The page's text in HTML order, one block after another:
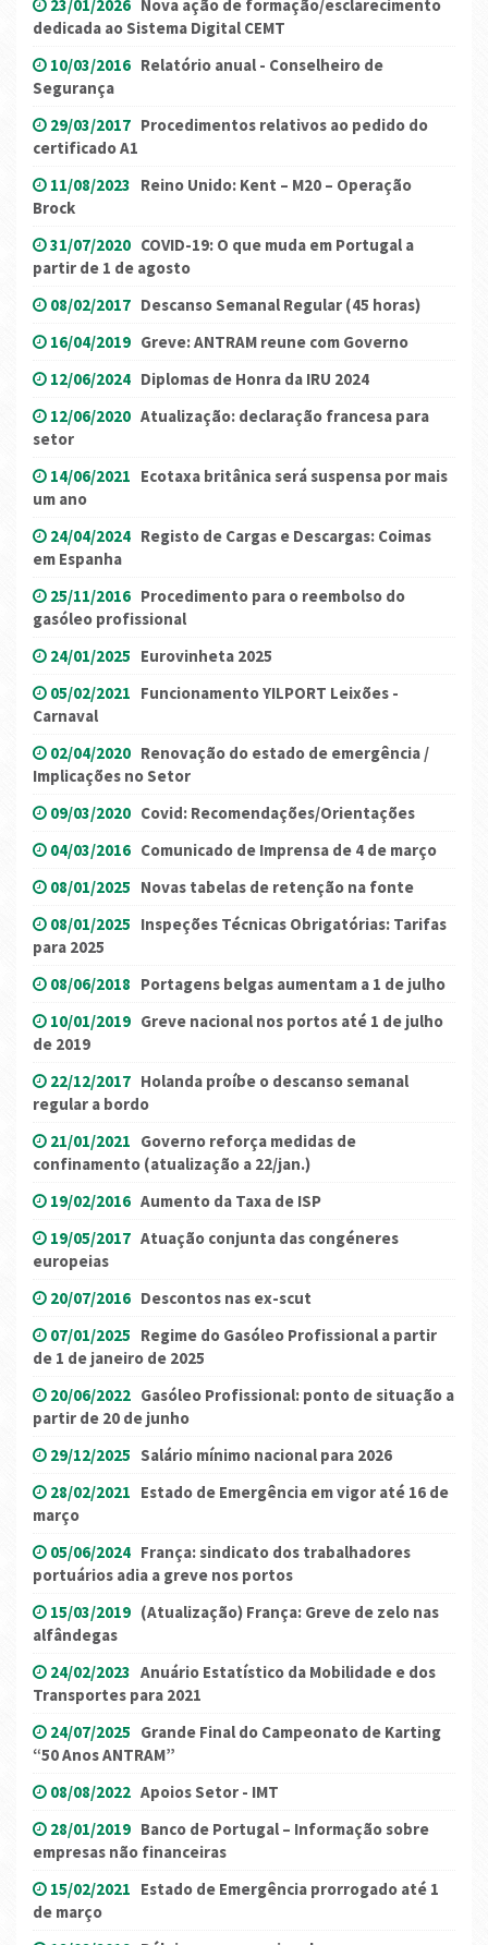
23/01/2026 Nova ação de formação/esclarecimento
dedicada ao Sistema Digital CEMT
10/03/2016 Relatório anual - Conselheiro de
Segurança
29/03/2017 Procedimentos relativos ao pedido do
certificado A1
11/08/2023 Reino Unido: Kent – M20 – Operação
Brock
31/07/2020 COVID-19: O que muda em Portugal a
partir de 1 de agosto
08/02/2017 Descanso Semanal Regular (45 horas)
16/04/2019 Greve: ANTRAM reune com Governo
12/06/2024 Diplomas de Honra da IRU 2024
12/06/2020 Atualização: declaração francesa para
setor
14/06/2021 Ecotaxa britânica será suspensa por mais
um ano
24/04/2024 Registo de Cargas e Descargas: Coimas
em Espanha
25/11/2016 Procedimento para o reembolso do
gasóleo profissional
24/01/2025 Eurovinheta 2025
05/02/2021 Funcionamento YILPORT Leixões -
Carnaval
02/04/2020 Renovação do estado de emergência /
Implicações no Setor
09/03/2020 Covid: Recomendações/Orientações
04/03/2016 Comunicado de Imprensa de 4 de março
08/01/2025 Novas tabelas de retenção na fonte
08/01/2025 Inspeções Técnicas Obrigatórias: Tarifas
para 2025
08/06/2018 Portagens belgas aumentam a 1 de julho
10/01/2019 Greve nacional nos portos até 1 de julho
de 2019
22/12/2017 Holanda proíbe o descanso semanal
regular a bordo
21/01/2021 Governo reforça medidas de
confinamento (atualização a 22/jan.)
19/02/2016 Aumento da Taxa de ISP
19/05/2017 Atuação conjunta das congéneres
europeias
20/07/2016 Descontos nas ex-scut
07/01/2025 Regime do Gasóleo Profissional a partir
de 1 de janeiro de 2025
20/06/2022 Gasóleo Profissional: ponto de situação a
partir de 20 de junho
29/12/2025 Salário mínimo nacional para 2026
28/02/2021 Estado de Emergência em vigor até 16 de
março
05/06/2024 França: sindicato dos trabalhadores
portuários adia a greve nos portos
15/03/2019 (Atualização) França: Greve de zelo nas
alfândegas
24/02/2023 Anuário Estatístico da Mobilidade e dos
Transportes para 2021
24/07/2025 Grande Final do Campeonato de Karting
“50 Anos ANTRAM”
08/08/2022 Apoios Setor - IMT
28/01/2019 Banco de Portugal – Informação sobre
empresas não financeiras
15/02/2021 Estado de Emergência prorrogado até 1
de março